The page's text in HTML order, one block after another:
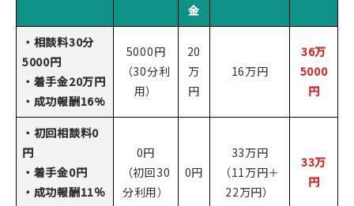
金
・相談料30分
5000円
・着手金20万円
・成功報酬16%
5000円
（30分利
用）
20
万
円
16万円
36万
5000
円
・初回相談料0
円
・着手金0円
・成功報酬11％
0円
（初回30
分利用）
0円
33万円
（11万円＋
22万円）
33万
円